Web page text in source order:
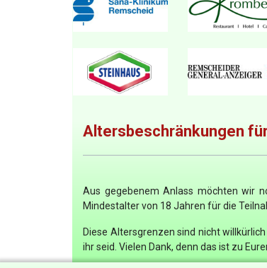
Altersbeschränkungen
Aus gegebenem Anlass möchten wir
Mindestalter von 18 Jahren für die
Diese Altersgrenzen sind nicht
ihr seid. Vielen Dank, denn das ist zu